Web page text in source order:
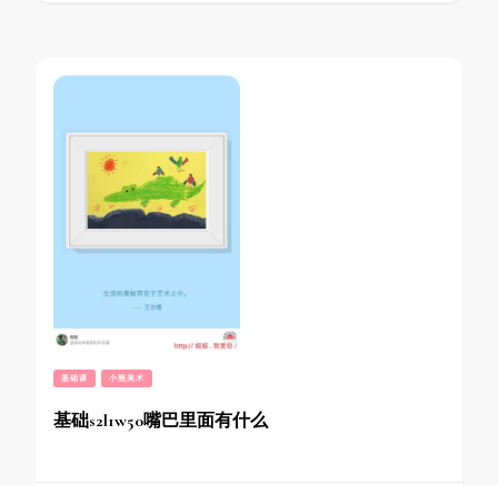
基础课 小熊美术
基础s2l1w50嘴巴里面有什么